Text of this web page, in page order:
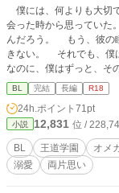
僕には、何よりも大切
会った時から思っていた。 それなのに、なんで、彼がこんなにも遠くにいる
んだろう。 もう、彼の
きない。 それでも、僕は、卑しくも、まだ彼を求めていた。 結ばれない糸
なのに、僕はずっと、
の、美しいつつじでの誓
のキスを、忘れられずにいた。 ◇◇◇ 傍若無人の生粋のアルフ
会長と、「氷の花」と影
オメガバース独自解釈が
大丈夫な方、ぜひお楽しみいただけ
り） 西園寺 咲弥（さいおんじ・さくや）
柊（ほうじょう・しゅう） ◇◇◇ ご感想やいいね、ブックマークなど、あり
BL 完結 長編 R18
24h.ポイント 71pt
小説 12,831 位 /
BL 王道学園 オメ
溺愛
両片思い